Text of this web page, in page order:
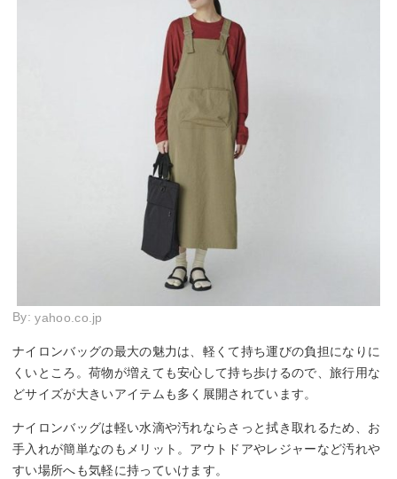
By:yahoo.co.jp
ナイロンバッグの最大の魅力は、軽くて持ち運びの負担になりに
くいところ。荷物が増えても安心して持ち歩けるので、旅行用な
どサイズが大きいアイテムも多く展開されています。
ナイロンバッグは軽い水滴や汚れならさっと拭き取れるため、お
手入れが簡単なのもメリット。アウトドアやレジャーなど汚れや
すい場所へも気軽に持っていけます。